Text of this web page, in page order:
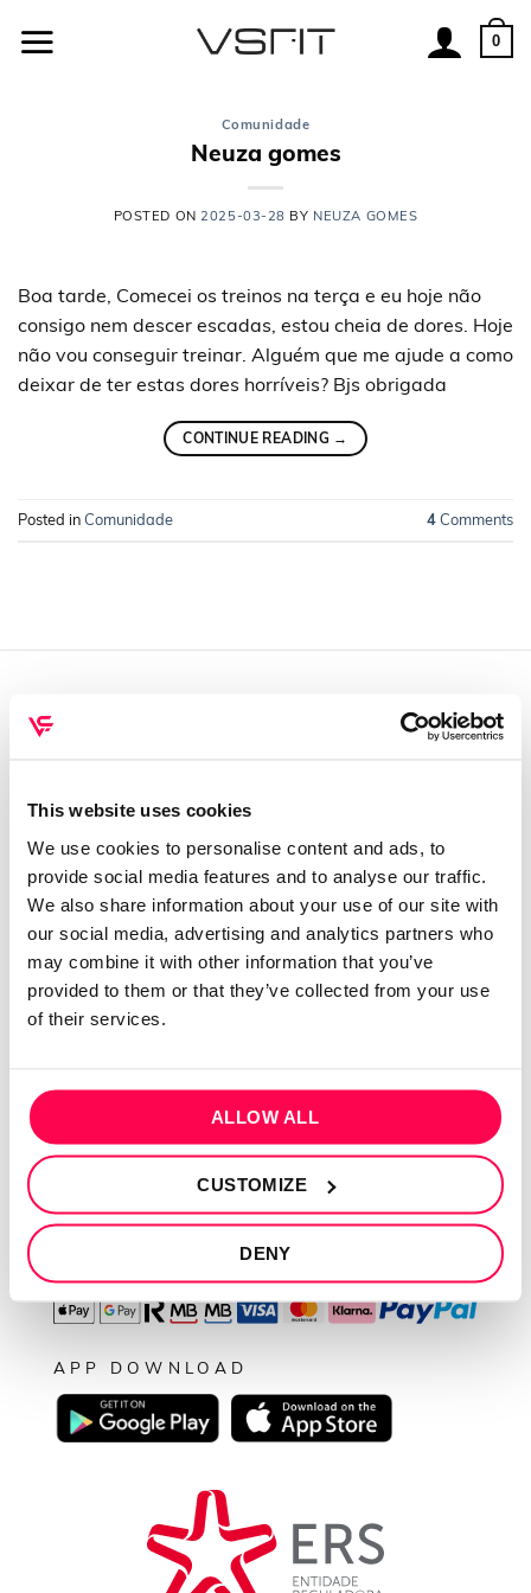
This website uses cookies
We use cookies to personalise content and ads, to
provide social media features and to analyse our traffic.
We also share information about your use of our site with
our social media, advertising and analytics partners who
may combine it with other information that you’ve
provided to them or that they’ve collected from your use
of their services.
ALLOW ALL
CUSTOMIZE
DENY
0
Comunidade
Neuza gomes
POSTED ON 2025-03-28 BY NEUZA GOMES
Boa tarde, Comecei os treinos na terça e eu hoje não
consigo nem descer escadas, estou cheia de dores. Hoje
não vou conseguir treinar. Alguém que me ajude a como
deixar de ter estas dores horríveis? Bjs obrigada
CONTINUE READING →
Posted inComunidade 4Comments
Contactos
Conta cliente
Recuperar Password
INFORMAÇÕES
Política de privacidade
Termos e condições
Livro de reclamações
SEGUE-NOS
APP DOWNLOAD